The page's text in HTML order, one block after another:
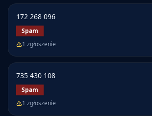
172 268 096
Spam
1 zgłoszenie
735 430 108
Spam
1 zgłoszenie